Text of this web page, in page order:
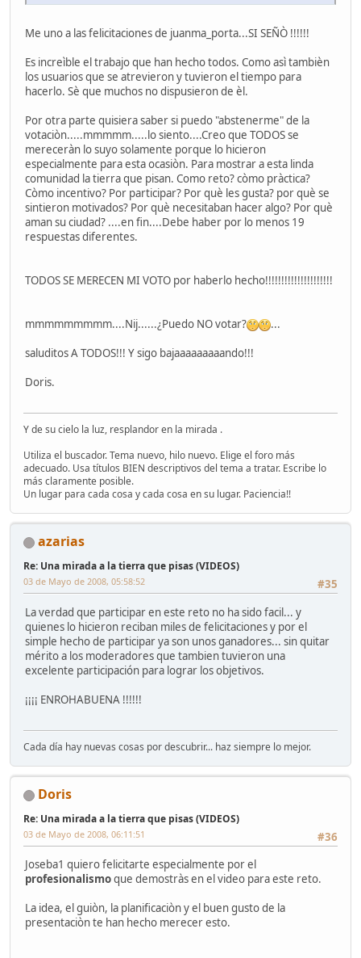
Me uno a las felicitaciones de juanma_porta...SI SEÑÒ !!!!!!
Es increìble el trabajo que han hecho todos. Como asì tambièn
los usuarios que se atrevieron y tuvieron el tiempo para
hacerlo. Sè que muchos no dispusieron de èl.
Por otra parte quisiera saber si puedo "abstenerme" de la
votaciòn.....mmmmm.....lo siento....Creo que TODOS se
mereceràn lo suyo solamente porque lo hicieron
especialmente para esta ocasiòn. Para mostrar a esta linda
comunidad la tierra que pisan. Como reto? còmo pràctica?
Còmo incentivo? Por participar? Por què les gusta? por què se
sintieron motivados? Por què necesitaban hacer algo? Por què
aman su ciudad? ....en fin....Debe haber por lo menos 19
respuestas diferentes.
TODOS SE MERECEN MI VOTO por haberlo hecho!!!!!!!!!!!!!!!!!!!!!
mmmmmmmmm....Nij......¿Puedo NO votar?
...
saluditos A TODOS!!! Y sigo bajaaaaaaaaando!!!
Doris.
Y de su cielo la luz, resplandor en la mirada .
Utiliza el buscador. Tema nuevo, hilo nuevo. Elige el foro más
adecuado. Usa títulos BIEN descriptivos del tema a tratar. Escribe lo
más claramente posible.
Un lugar para cada cosa y cada cosa en su lugar. Paciencia!!
azarias
Re: Una mirada a la tierra que pisas (VIDEOS)
#35
03 de Mayo de 2008, 05:58:52
La verdad que participar en este reto no ha sido facil... y
quienes lo hicieron reciban miles de felicitaciones y por el
simple hecho de participar ya son unos ganadores... sin quitar
mérito a los moderadores que tambien tuvieron una
excelente participación para lograr los objetivos.
¡¡¡¡ ENROHABUENA !!!!!!
Cada día hay nuevas cosas por descubrir... haz siempre lo mejor.
Doris
Re: Una mirada a la tierra que pisas (VIDEOS)
#36
03 de Mayo de 2008, 06:11:51
Joseba1 quiero felicitarte especialmente por el
profesionalismoque demostràs en el video para este reto.
La idea, el guiòn, la planificaciòn y el buen gusto de la
presentaciòn te han hecho merecer esto.